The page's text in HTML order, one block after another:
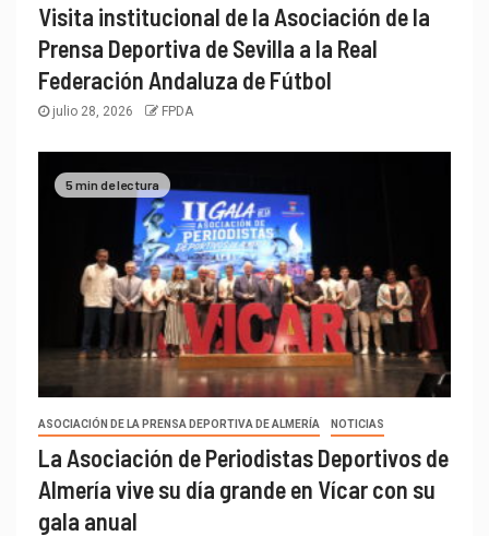
Visita institucional de la Asociación de la
Prensa Deportiva de Sevilla a la Real
Federación Andaluza de Fútbol
julio 28, 2026 FPDA
5 min de lectura
ASOCIACIÓN DE LA PRENSA DEPORTIVA DE ALMERÍA NOTICIAS
La Asociación de Periodistas Deportivos de
Almería vive su día grande en Vícar con su
gala anual